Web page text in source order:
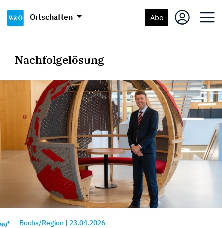
Ortschaften Abo
Nachfolgelösung
Buchs/Region 23.04.2026